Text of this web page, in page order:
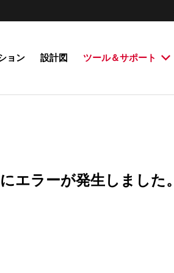
ョン 設計図 ツール＆サポート
エラーが発生しました。